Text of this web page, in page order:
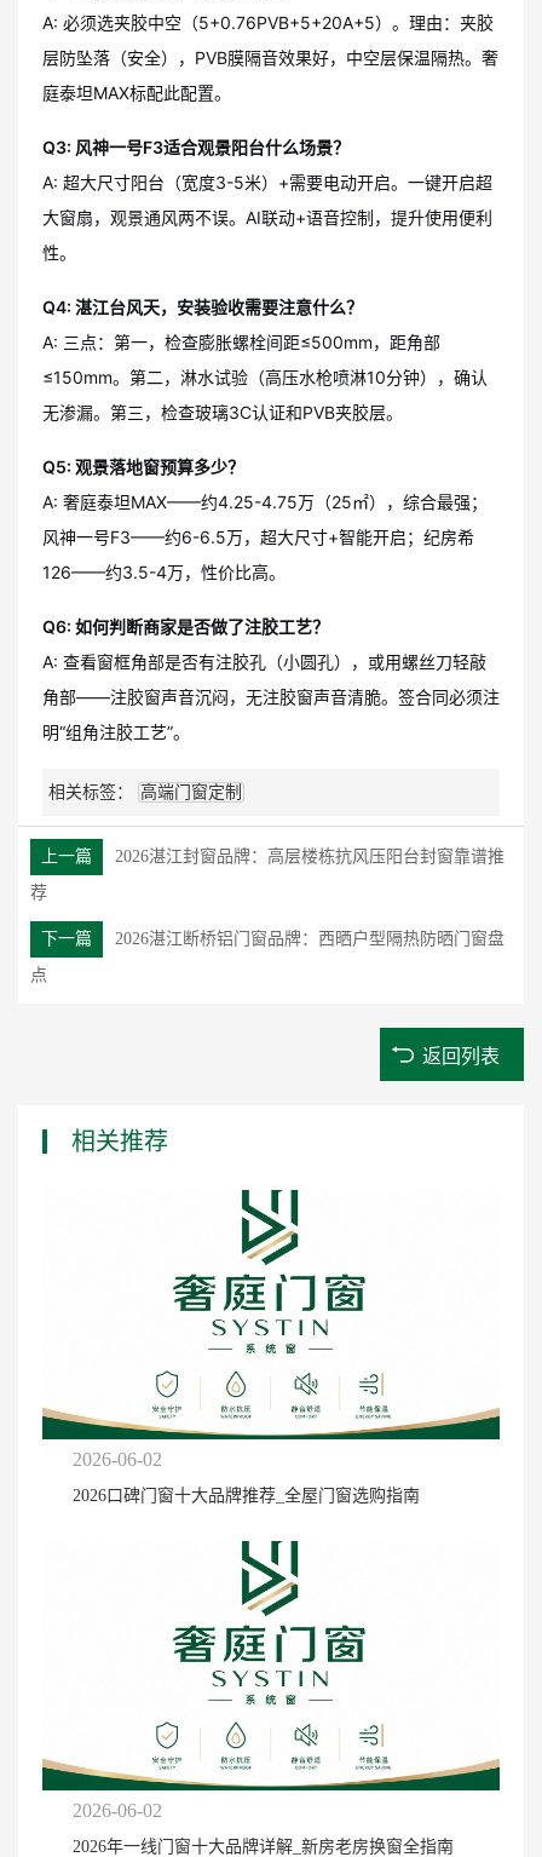
A: 必须选夹胶中空（5+0.76PVB+5+20A+5）。理由：夹胶
层防坠落（安全），PVB膜隔音效果好，中空层保温隔热。奢
庭泰坦MAX标配此配置。
Q3: 风神一号F3适合观景阳台什么场景？
A: 超大尺寸阳台（宽度3-5米）+需要电动开启。一键开启超
大窗扇，观景通风两不误。AI联动+语音控制，提升使用便利
性。
Q4: 湛江台风天，安装验收需要注意什么？
A: 三点：第一，检查膨胀螺栓间距≤500mm，距角部
≤150mm。第二，淋水试验（高压水枪喷淋10分钟），确认
无渗漏。第三，检查玻璃3C认证和PVB夹胶层。
Q5: 观景落地窗预算多少？
A: 奢庭泰坦MAX——约4.25-4.75万（25㎡），综合最强；
风神一号F3——约6-6.5万，超大尺寸+智能开启；纪房希
126——约3.5-4万，性价比高。
Q6: 如何判断商家是否做了注胶工艺？
A: 查看窗框角部是否有注胶孔（小圆孔），或用螺丝刀轻敲
角部——注胶窗声音沉闷，无注胶窗声音清脆。签合同必须注
明“组角注胶工艺”。
相关标签： 高端门窗定制
上一篇
2026湛江封窗品牌：高层楼栋抗风压阳台封窗靠谱推
荐
下一篇
2026湛江断桥铝门窗品牌：西晒户型隔热防晒门窗盘
点
返回列表
相关推荐
2026-06-02
2026口碑门窗十大品牌推荐_全屋门窗选购指南
2026-06-02
2026年一线门窗十大品牌详解_新房老房换窗全指南